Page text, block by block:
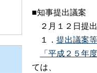
■知事提出議案
２月１２日提
１． 提出議案
「平成２５年
ては、